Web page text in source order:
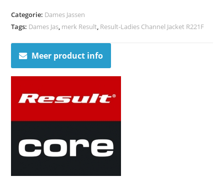
Categorie: Dames Jassen
Tags: Dames Jas, merk Result, Result-Ladies Channel Jacket R221F
Meer product info